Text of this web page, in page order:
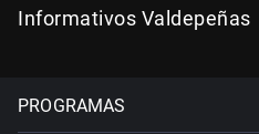
Informativos Valdepeñas
PROGRAMAS